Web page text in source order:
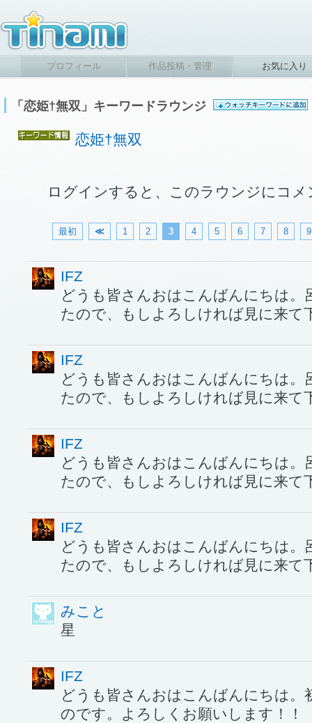
プロフィール 作品投稿・管理 お気に入り
「恋姫†無双」キーワードラウンジ
恋姫†無双
ログインすると、このラウンジにコ
最初 ≪ 1 2 3 4 5 6 7 8 9
IFZ
どうも皆さんおはこんばんにちは。
たので、もしよろしければ見に来て
IFZ
どうも皆さんおはこんばんにちは。
たので、もしよろしければ見に来て
IFZ
どうも皆さんおはこんばんにちは。
たので、もしよろしければ見に来て
IFZ
どうも皆さんおはこんばんにちは。
たので、もしよろしければ見に来て
みこと
星
IFZ
どうも皆さんおはこんばんにちは。
のです。よろしくお願いします！！